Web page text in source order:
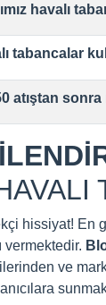
havalı
tabancalar
atıştan
hissiyat! En
vermektedir.
ve